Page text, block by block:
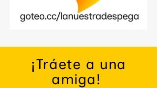
¡Tráete a una
amiga!